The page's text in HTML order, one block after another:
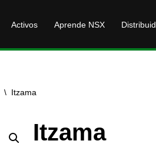
Activos Aprende NSX
\ Itzama
Itzama